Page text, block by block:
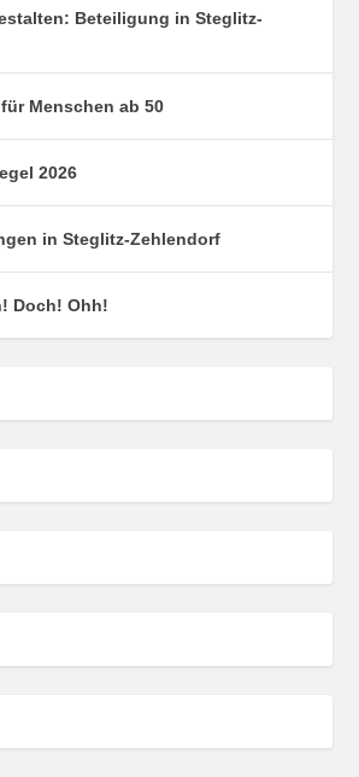
Beteiligung in Steglitz-
Menschen ab 50
2026
in Steglitz-Zehlendorf
Doch! Ohh!